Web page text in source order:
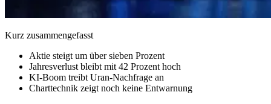
Kurz zusammengefasst
Aktie steigt um über sieben Prozent
Jahresverlust bleibt mit 42 Prozent hoch
KI-Boom treibt Uran-Nachfrage an
Charttechnik zeigt noch keine Entwarnung